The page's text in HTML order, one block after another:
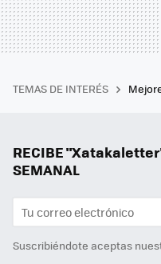
TEMAS DE INTERÉS
RECIBE
SEMANAL
Suscribiéndote aceptas